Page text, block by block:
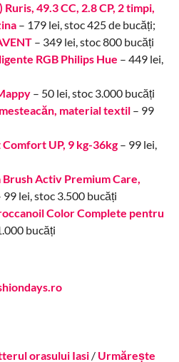
49.3 CC, 2.8 CP, 2 timpi,
– 179 lei, stoc 425 de bucăți;
– 349 lei, stoc 800 bucăți
RGB Philips Hue – 449 lei,
– 50 lei, stoc 3.000 bucăți
material textil– 99
UP, 9 kg-36kg– 99 lei,
Activ Premium Care,
lei, stoc 3.500 bucăți
Color Complete pentru
bucăți
orasului Iasi/ Urmărește